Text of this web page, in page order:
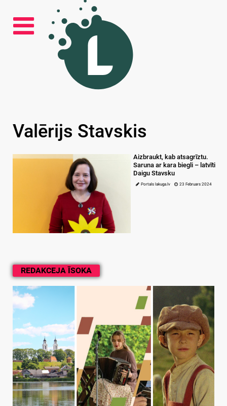
REDAKCEJA ĪSOKA
Valērijs Stavskis
Aizbraukt, kab atsagrīztu.
Saruna ar kara biegli – latvīti
Daigu Stavsku
Portals lakuga.lv 23 Februars 2024